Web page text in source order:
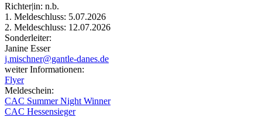
Richter|in: n.b.
1. Meldeschluss: 5.07.2026
2. Meldeschluss: 12.07.2026
Sonderleiter:
Janine Esser
j.mischner@gantle-danes.de
weiter Informationen:
Flyer
Meldeschein:
CAC Summer Night Winner
CAC Hessensieger